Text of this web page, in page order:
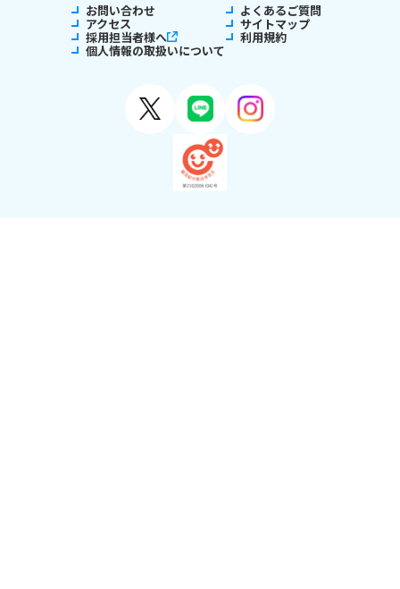
お問い合わせ よくあるご質問
アクセス サイトマップ
採用担当者様へ 利用規約
個人情報の取扱いについて